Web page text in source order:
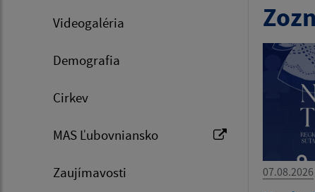
Videogaléria
Demografia
Cirkev
MAS Ľubovniansko
Zaujímavosti 07.08.2026